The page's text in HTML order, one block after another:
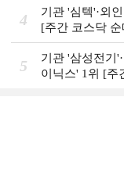
4
기관 '심텍'·외
[주간 코스닥
일]
5
기관 '삼성전기
이닉스' 1위 [주